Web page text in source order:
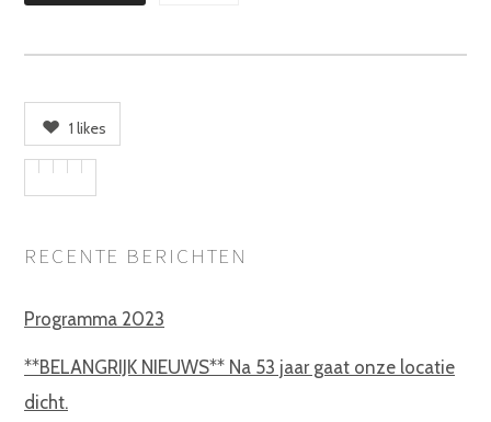
1 likes
RECENTE BERICHTEN
Programma 2023
**BELANGRIJK NIEUWS** Na 53 jaar gaat onze locatie
dicht.